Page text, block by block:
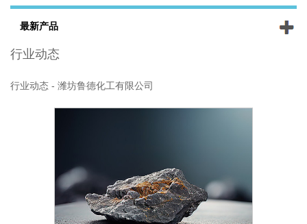
最新产品
行业动态
行业动态 - 潍坊鲁德化工有限公司